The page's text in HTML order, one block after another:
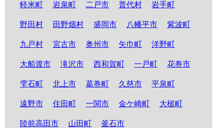
軽米町
岩泉町 二戸市 普代村 岩手町
野田村 田野畑村 盛岡市 八幡平市 紫波町
九戸村 宮古市 奥州市 矢巾町 洋野町
大船渡市 滝沢市 西和賀町 一戸町 花巻市
雫石町 北上市 葛巻町 久慈市 平泉町
遠野市 住田町 一関市 金ケ崎町 大槌町
陸前高田市 山田町 釜石市